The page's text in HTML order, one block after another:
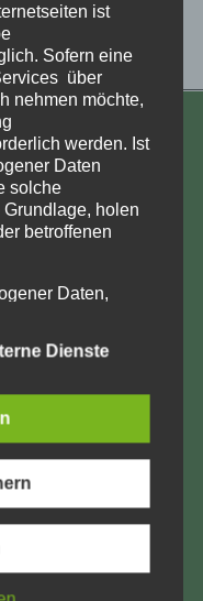
ist
Sofern eine
über
nehmen möchte,
werden. Ist
Daten
solche
holen
betroffenen
Daten,
betroffenen
mit der
möchte unser
genutzten und
Daten
über die ihnen
Dienste